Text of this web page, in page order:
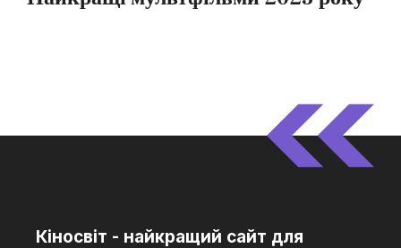
Кіносвіт - найкращий сайт для